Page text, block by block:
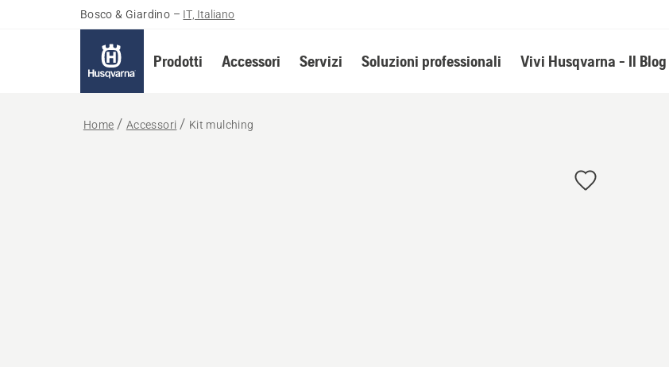
Bosco & Giardino – IT, Italiano
Prodotti Accessori Servizi Soluzioni professionali Vivi Husqvarna - Il Blog
Home Accessori Kit mulching